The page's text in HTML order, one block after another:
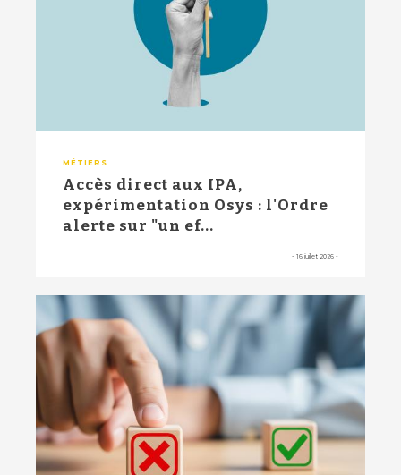
MÉTIERS
Accès direct aux IPA,
expérimentation Osys : l'Ordre
alerte sur "un ef...
- 16 juillet 2026 -